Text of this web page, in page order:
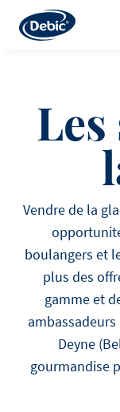
main
Les
Vendre de la
boulangers et
plus des
gamme et
ambassadeurs
Deyne
gourmandise